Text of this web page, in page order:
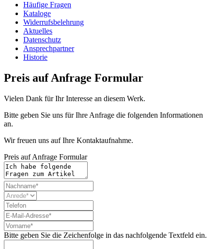
Häufige Fragen
Kataloge
Widerrufsbelehrung
Aktuelles
Datenschutz
Ansprechpartner
Historie
Preis auf Anfrage Formular
Vielen Dank für Ihr Interesse an diesem Werk.
Bitte geben Sie uns für Ihre Anfrage die folgenden Informationen
an.
Wir freuen uns auf Ihre Kontaktaufnahme.
Preis auf Anfrage Formular
Bitte geben Sie die Zeichenfolge in das nachfolgende Textfeld ein.